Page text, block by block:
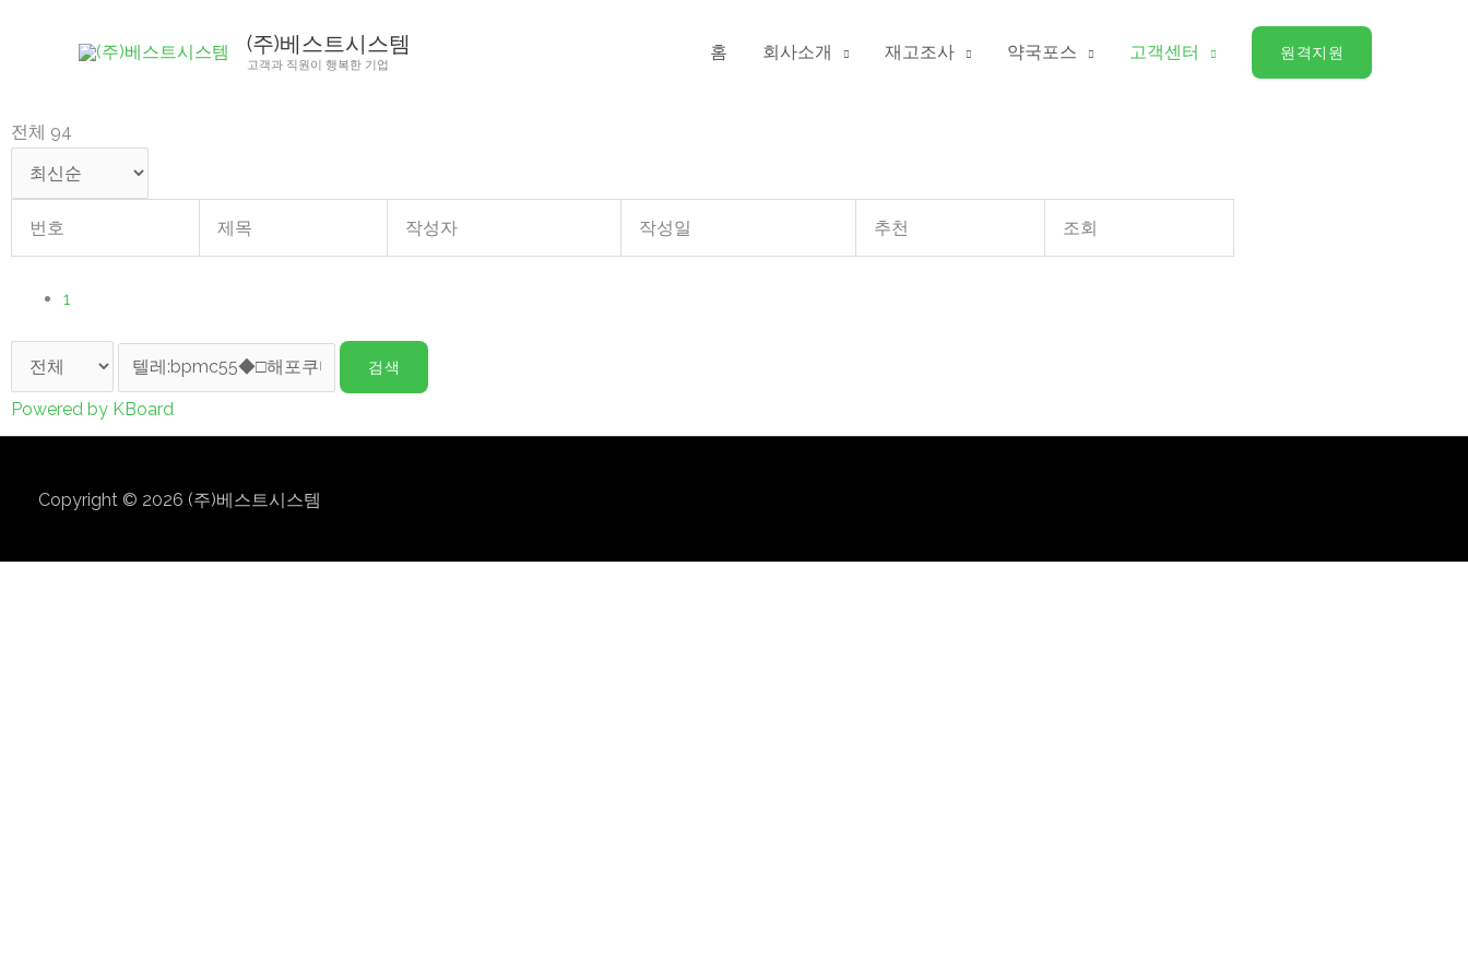
건
뛰
(주)베스트시스템
고객과 직원이 행복한 기업
홈 회사소개 재고조사 약국포스 고객센터 원격지원
전체 94
번호 제목 작성자 작성일 추천 조회
1
검색
Powered by KBoard
Copyright © 2026 (주)베스트시스템